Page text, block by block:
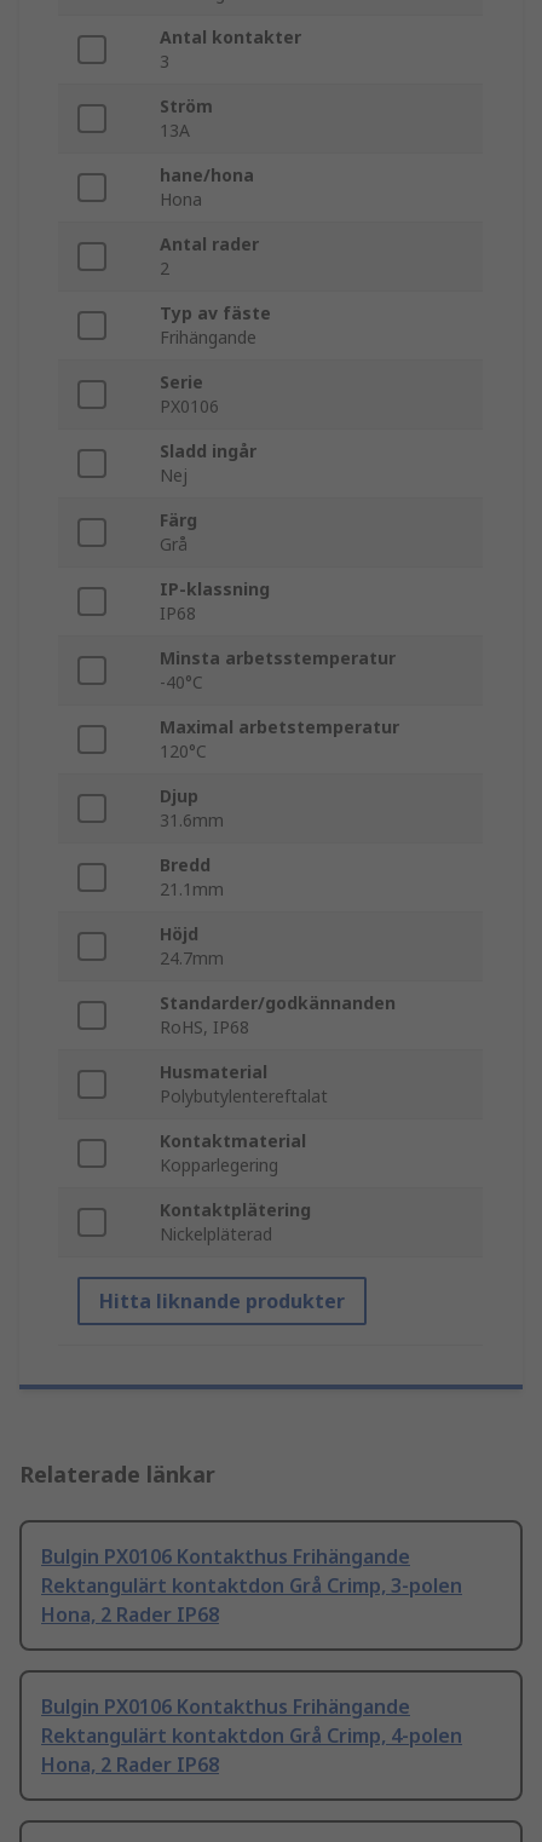
Antal kontakter
3
Ström
13A
hane/hona
Hona
Antal rader
2
Typ av fäste
Frihängande
Serie
PX0106
Sladd ingår
Nej
Färg
Grå
IP-klassning
IP68
Minsta arbetsstemperatur
-40°C
Maximal arbetstemperatur
120°C
Djup
31.6mm
Bredd
21.1mm
Höjd
24.7mm
Standarder/godkännanden
RoHS, IP68
Husmaterial
Polybutylentereftalat
Kontaktmaterial
Kopparlegering
Kontaktplätering
Nickelpläterad
Hitta liknande produkter
Relaterade länkar
Bulgin PX0106 Kontakthus Frihängande
Rektangulärt kontaktdon Grå Crimp, 3-polen
Hona, 2 Rader IP68
Bulgin PX0106 Kontakthus Frihängande
Rektangulärt kontaktdon Grå Crimp, 4-polen
Hona, 2 Rader IP68